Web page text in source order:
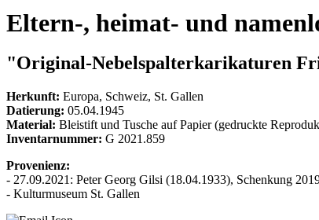
Eltern-, heimat- und
"Original-Nebelspalterkarikaturen
Herkunft: Europa, Schweiz, St. Gallen
Datierung: 05.04.1945
Material: Bleistift und Tusche auf Papier (gedruckte
Inventarnummer: G 2021.859
Provenienz:
- 27.09.2021: Peter Georg Gilsi (18.04.1933), Schenkung
- Kulturmuseum St. Gallen